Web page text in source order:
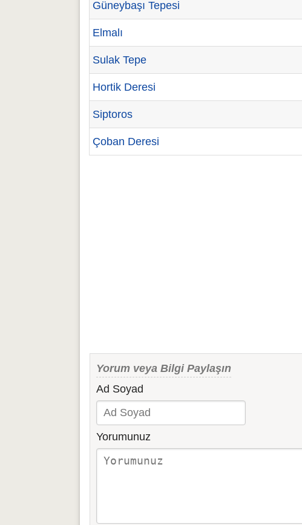
Güneybaşı Tepesi
Elmalı
Sulak Tepe
Hortik Deresi
Siptoros
Çoban Deresi
Yorum veya Bilgi Paylaşın
Ad Soyad
Yorumunuz